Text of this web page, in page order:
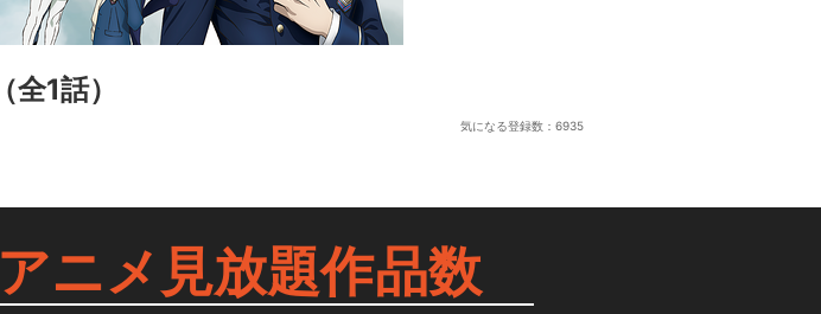
（全1話）
気になる登録数： 6935
アニメ見放題作品数